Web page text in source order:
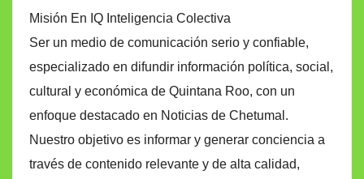
Misión En IQ Inteligencia Colectiva
Ser un medio de comunicación serio y confiable,
especializado en difundir información política, social,
cultural y económica de Quintana Roo, con un
enfoque destacado en Noticias de Chetumal.
Nuestro objetivo es informar y generar conciencia a
través de contenido relevante y de alta calidad,